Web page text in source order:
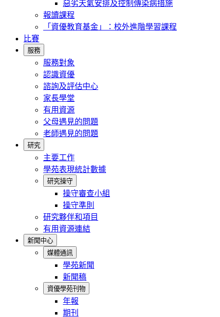
惡劣天氣安排及控制傳染病措施
報讀課程
「資優教育基金」：校外進階學習課程
比賽
服務
服務對象
認識資優
諮詢及評估中心
家長學堂
有用資源
父母遇見的問題
老師遇見的問題
研究
主要工作
學苑表現統計數據
研究操守
操守審查小組
操守準則
研究夥伴和項目
有用資源連結
新聞中心
媒體通訊
學苑新聞
新聞稿
資優學苑刊物
年報
期刊